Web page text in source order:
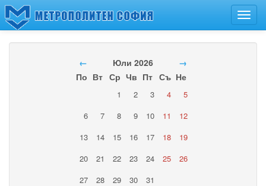
← Юли 2026
→
По Вт Ср Чв Пт Съ Не
1 2 3 4
5
6
7 8 9 10 11
12
13
14 15 16 17 18
19
20
21 22 23 24 25
26
27
28 29 30 31